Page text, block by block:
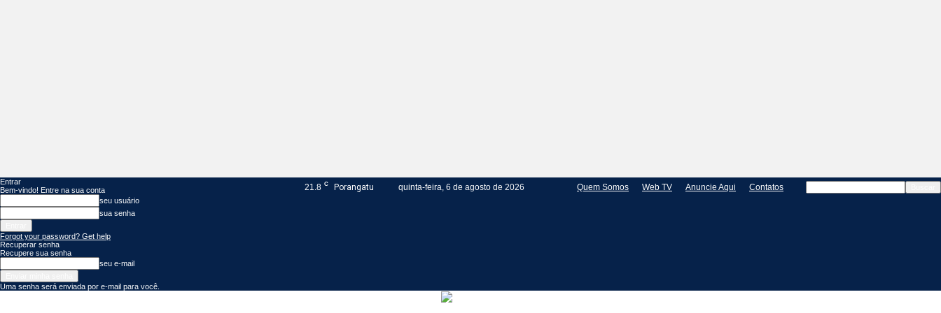
21.8 C Porangatu quinta-feira, 6 de agosto de 2026 Quem Somos Web TV Anuncie Aqui Contatos
Entrar
Bem-vindo! Entre na sua conta
seu usuário
sua senha
Forgot your password? Get help
Recuperar senha
Recupere sua senha
seu e-mail
Uma senha será enviada por e-mail para você.